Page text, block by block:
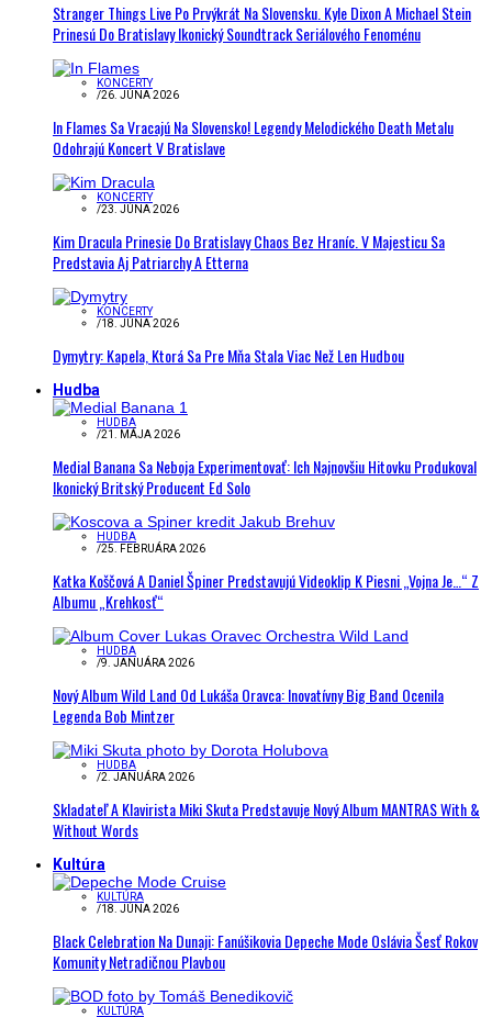
Stranger Things Live Po Prvýkrát Na Slovensku. Kyle Dixon A Michael Stein
Prinesú Do Bratislavy Ikonický Soundtrack Seriálového Fenoménu
KONCERTY
/26. JÚNA 2026
In Flames Sa Vracajú Na Slovensko! Legendy Melodického Death Metalu
Odohrajú Koncert V Bratislave
KONCERTY
/23. JÚNA 2026
Kim Dracula Prinesie Do Bratislavy Chaos Bez Hraníc. V Majesticu Sa
Predstavia Aj Patriarchy A Etterna
KONCERTY
/18. JÚNA 2026
Dymytry: Kapela, Ktorá Sa Pre Mňa Stala Viac Než Len Hudbou
Hudba
HUDBA
/21. MÁJA 2026
Medial Banana Sa Neboja Experimentovať: Ich Najnovšiu Hitovku Produkoval
Ikonický Britský Producent Ed Solo
HUDBA
/25. FEBRUÁRA 2026
Katka Koščová A Daniel Špiner Predstavujú Videoklip K Piesni „Vojna Je…“ Z
Albumu „Krehkosť“
HUDBA
/9. JANUÁRA 2026
Nový Album Wild Land Od Lukáša Oravca: Inovatívny Big Band Ocenila
Legenda Bob Mintzer
HUDBA
/2. JANUÁRA 2026
Skladateľ A Klavirista Miki Skuta Predstavuje Nový Album MANTRAS With &
Without Words
Kultúra
KULTÚRA
/18. JÚNA 2026
Black Celebration Na Dunaji: Fanúšikovia Depeche Mode Oslávia Šesť Rokov
Komunity Netradičnou Plavbou
KULTÚRA